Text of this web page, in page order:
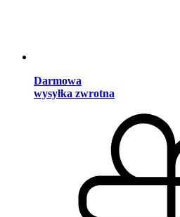
Darmowa
wysyłka zwrotna